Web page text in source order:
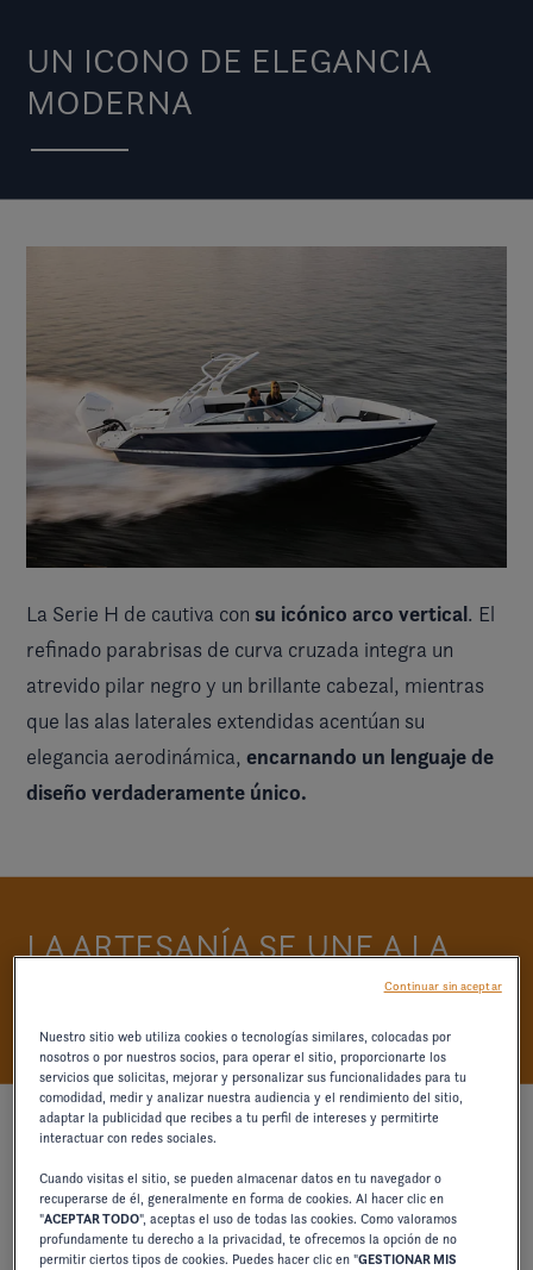
UN ICONO DE ELEGANCIA
MODERNA
La Serie H de cautiva con su icónico arco vertical. El
refinado parabrisas de curva cruzada integra un
atrevido pilar negro y un brillante cabezal, mientras
que las alas laterales extendidas acentúan su
elegancia aerodinámica, encarnando un lenguaje de
diseño verdaderamente único.
LA ARTESANÍA SE UNE A LA
Nuestro sitio web utiliza cookies o tecnologías similares, colocadas por
nosotros o por nuestros socios, para operar el sitio, proporcionarte los
servicios que solicitas, mejorar y personalizar sus funcionalidades para tu
comodidad, medir y analizar nuestra audiencia y el rendimiento del sitio,
adaptar la publicidad que recibes a tu perfil de intereses y permitirte
interactuar con redes sociales.
Cuando visitas el sitio, se pueden almacenar datos en tu navegador o
recuperarse de él, generalmente en forma de cookies. Al hacer clic en
"ACEPTAR TODO", aceptas el uso de todas las cookies. Como valoramos
profundamente tu derecho a la privacidad, te ofrecemos la opción de no
permitir ciertos tipos de cookies. Puedes hacer clic en "GESTIONAR MIS
Continuar sin aceptar